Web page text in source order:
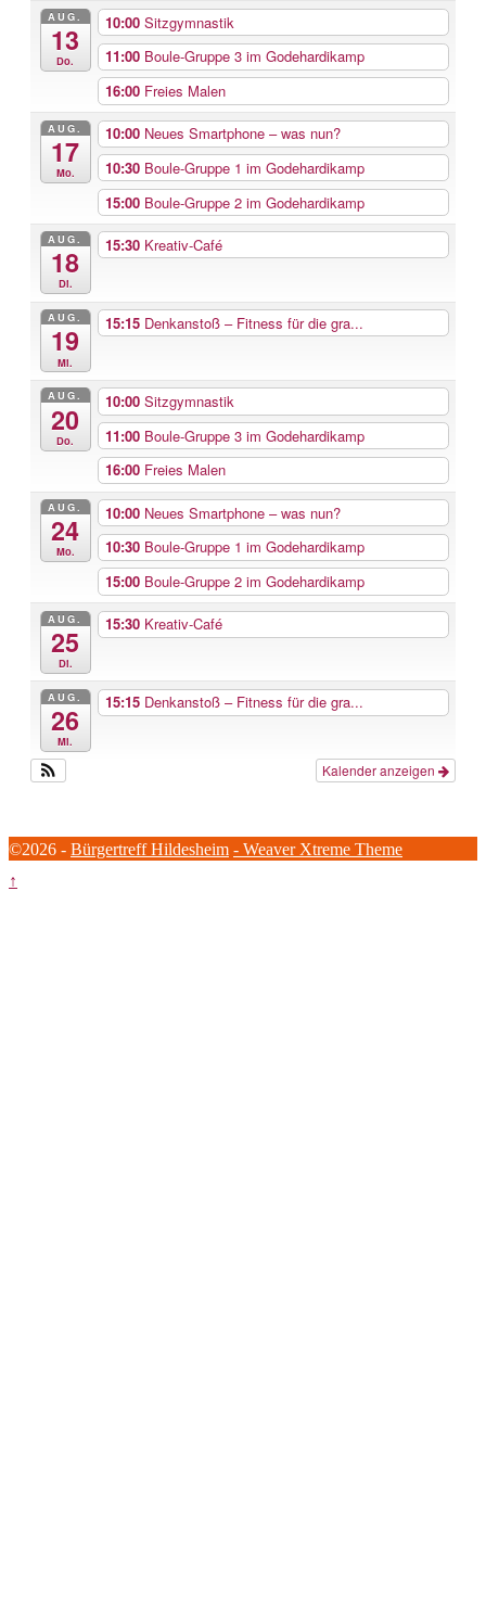
AUG.
13
Do.
10:00 Sitzgymnastik
11:00 Boule-Gruppe 3 im Godehardikamp
16:00 Freies Malen
AUG.
17
Mo.
10:00 Neues Smartphone – was nun?
10:30 Boule-Gruppe 1 im Godehardikamp
15:00 Boule-Gruppe 2 im Godehardikamp
AUG.
18
Di.
15:30 Kreativ-Café
AUG.
19
Mi.
15:15 Denkanstoß – Fitness für die gra...
AUG.
20
Do.
10:00 Sitzgymnastik
11:00 Boule-Gruppe 3 im Godehardikamp
16:00 Freies Malen
AUG.
24
Mo.
10:00 Neues Smartphone – was nun?
10:30 Boule-Gruppe 1 im Godehardikamp
15:00 Boule-Gruppe 2 im Godehardikamp
AUG.
25
Di.
15:30 Kreativ-Café
AUG.
26
Mi.
15:15 Denkanstoß – Fitness für die gra...
Kalender anzeigen
©2026 - Bürgertreff Hildesheim - Weaver Xtreme Theme
↑